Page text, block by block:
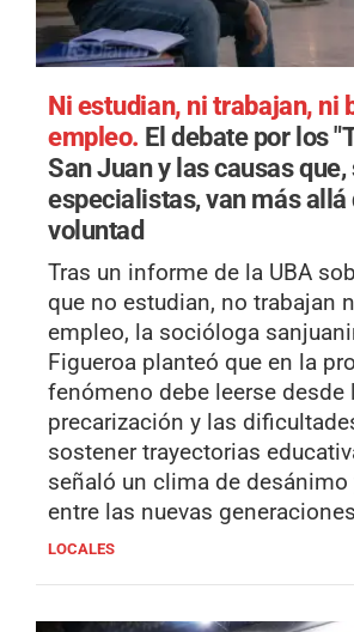
Ni estudian, ni trabajan, ni
empleo. El debate por los
San Juan y las causas que,
especialistas, van más allá
voluntad
Tras un informe de la UBA
que no estudian, no trabajan
empleo, la socióloga
Figueroa planteó que en la
fenómeno debe leerse desde
precarización y las
sostener trayectorias
señaló un clima de
entre las nuevas
LOCALES